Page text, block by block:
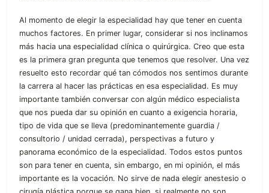
Al momento de elegir la especialidad hay que tener en cuenta
muchos factores. En primer lugar, considerar si nos inclinamos
más hacia una especialidad clínica o quirúrgica. Creo que esta
es la primera gran pregunta que tenemos que resolver. Una vez
resuelto esto recordar qué tan cómodos nos sentimos durante
la carrera al hacer las prácticas en esa especialidad. Es muy
importante también conversar con algún médico especialista
que nos pueda dar su opinión en cuanto a exigencia horaria,
tipo de vida que se lleva (predominantemente guardia /
consultorio / unidad cerrada), perspectivas a futuro y
panorama económico de la especialidad. Todos estos puntos
son para tener en cuenta, sin embargo, en mi opinión, el más
importante es la vocación. No sirve de nada elegir anestesio o